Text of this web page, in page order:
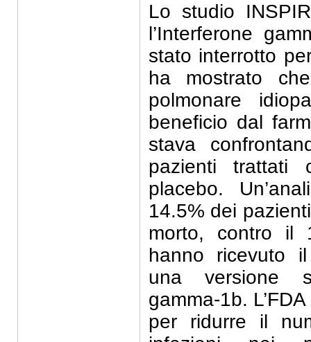
Lo studio
l’Interferone
stato interrotto
ha mostrato
polmonare
beneficio dal
stava
pazienti trattati
placebo.
14.5% dei
morto, contro il
hanno ricevuto
una versione
gamma-1b.
per ridurre il